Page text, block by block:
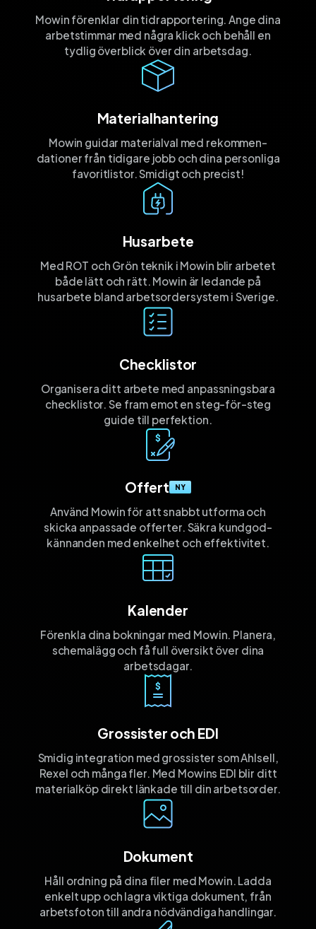
Mowin förenklar din tidrapportering. Ange dina
arbetstimmar med några klick och behåll en
tydlig överblick över din arbetsdag.
Materialhantering
Mowin guidar materialval med rekommen­
dationer från tidigare jobb och dina personliga
favorit­listor. Smidigt och precist!
Husarbete
Med ROT och Grön teknik i Mowin blir arbetet
både lätt och rätt. Mowin är ledande på
husarbete bland arbetsordersystem i Sverige.
Checklistor
Organisera ditt arbete med anpassnings­bara
checklistor. Se fram emot en steg-för-steg
guide till perfektion.
Offert NY
Använd Mowin för att snabbt utforma och
skicka anpassade offerter. Säkra kund­god­
kännanden med enkelhet och effektivitet.
Kalender
Förenkla dina bokningar med Mowin. Planera,
schemalägg och få full översikt över dina
arbetsdagar.
Grossister och EDI
Smidig integration med grossister som Ahlsell,
Rexel och många fler. Med Mowins EDI blir ditt
materialköp direkt länkade till din arbetsorder.
Dokument
Håll ordning på dina filer med Mowin. Ladda
enkelt upp och lagra viktiga dokument, från
arbetsfoton till andra nödvändiga handlingar.